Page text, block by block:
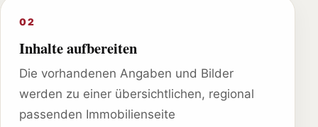
02
Inhalte aufbereiten
Die vorhandenen Angaben und Bilder
werden zu einer übersichtlichen, regional
passenden Immobilienseite